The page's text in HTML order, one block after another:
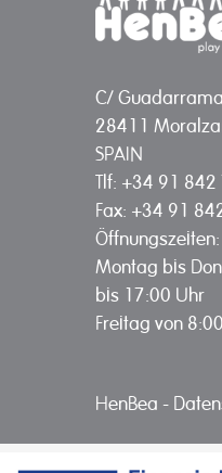
C/
28411
SPAIN
Tlf: +34 91 842
Fax: +34 91
Öffnungszeiten:
Montag bis
bis 17:00 Uhr
Freitag von
HenBea -